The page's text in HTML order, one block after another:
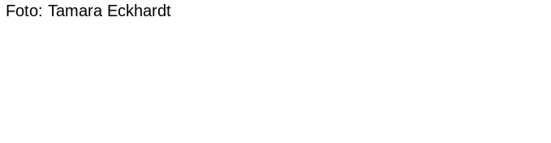
Foto: Tamara Eckhardt